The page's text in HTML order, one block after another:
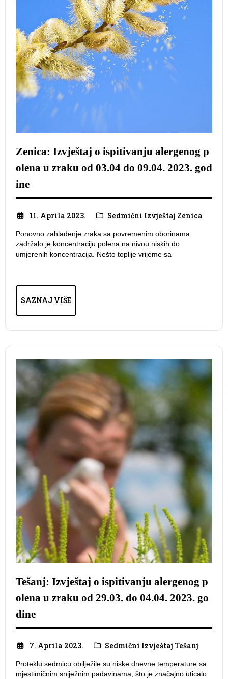
Zenica: Izvještaj o ispitivanju alergenog p
olena u zraku od 03.04 do 09.04. 2023. god
ine
11. Aprila 2023. Sedmični Izvještaj Zenica
Ponovno zahlađenje zraka sa povremenim oborinama
zadržalo je koncentraciju polena na nivou niskih do
umjerenih koncentracija. Nešto toplije vrijeme sa
SAZNAJ VIŠE
Tešanj: Izvještaj o ispitivanju alergenog p
olena u zraku od 29.03. do 04.04. 2023. go
dine
7. Aprila 2023. Sedmični Izvještaj Tešanj
Proteklu sedmicu obilježile su niske dnevne temperature sa
mjestimičnim sniježnim padavinama, što je značajno uticalo